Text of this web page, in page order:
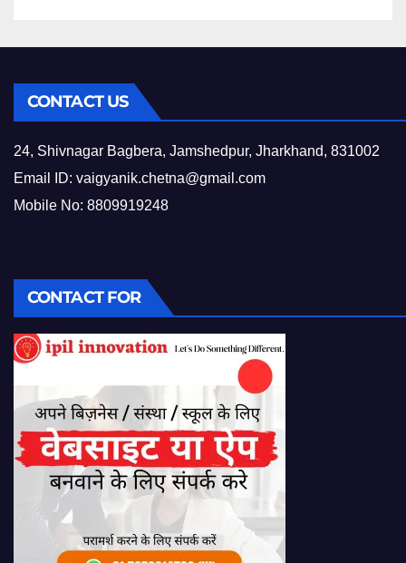
CONTACT US
24, Shivnagar Bagbera, Jamshedpur, Jharkhand, 831002
Email ID: vaigyanik.chetna@gmail.com
Mobile No: 8809919248
CONTACT FOR